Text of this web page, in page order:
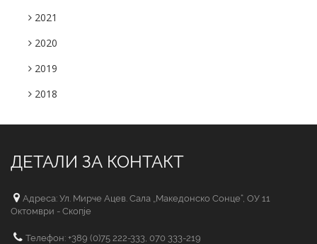
2021
2020
2019
2018
ДЕТАЛИ ЗА КОНТАКТ
Адреса: Ул. Мирче Ацев. Сала „Македонско Сонце“, ОУ 11
Октомври - Скопје
Телефон: +389 (0)75 222-333, 070 333-219